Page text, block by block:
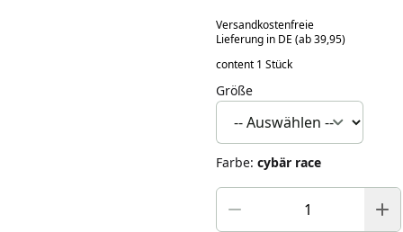
Versandkostenfreie
Lieferung in DE (ab 39,95)
content 1 Stück
Größe
Farbe: cybär race